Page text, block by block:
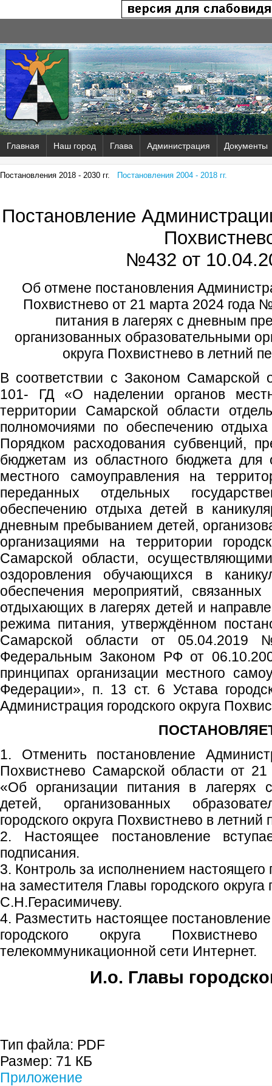
Главная Наш город Глава Администрация Документы
Постановления 2018 - 2030 гг. Постановления 2004 - 2018 гг.
Постановление
№432 от
Об отмене постановления
Похвистнево от 21 марта 2024 года
питания в лагерях с дневным
организованных образовательными
округа Похвистнево в летний
В соответствии с Законом
101- ГД «О наделении органов
территории Самарской области
полномочиями по обеспечению
Порядком расходования субвенций,
бюджетам из областного бюджета для
местного самоуправления на
переданных отдельных
обеспечению отдыха детей в
дневным пребыванием детей,
организациями на территории
Самарской области,
оздоровления обучающихся в
обеспечения мероприятий, связанных
отдыхающих в лагерях детей и
режима питания, утверждённом
Самарской области от 05.04.2019
Федеральным Законом РФ от
принципах организации местного
Федерации», п. 13 ст. 6 Устава
Администрация городского округа
1. Отменить постановление
Похвистнево Самарской области от
«Об организации питания в лагерях
детей, организованных
городского округа Похвистнево в летний
2. Настоящее постановление
подписания.
3. Контроль за исполнением настоящего
на заместителя Главы городского
С.Н.Герасимичеву.
4. Разместить настоящее
городского округа
телекоммуникационной сети Интернет.
И.о. Главы
Тип файла: PDF
Размер: 71 КБ
Приложение